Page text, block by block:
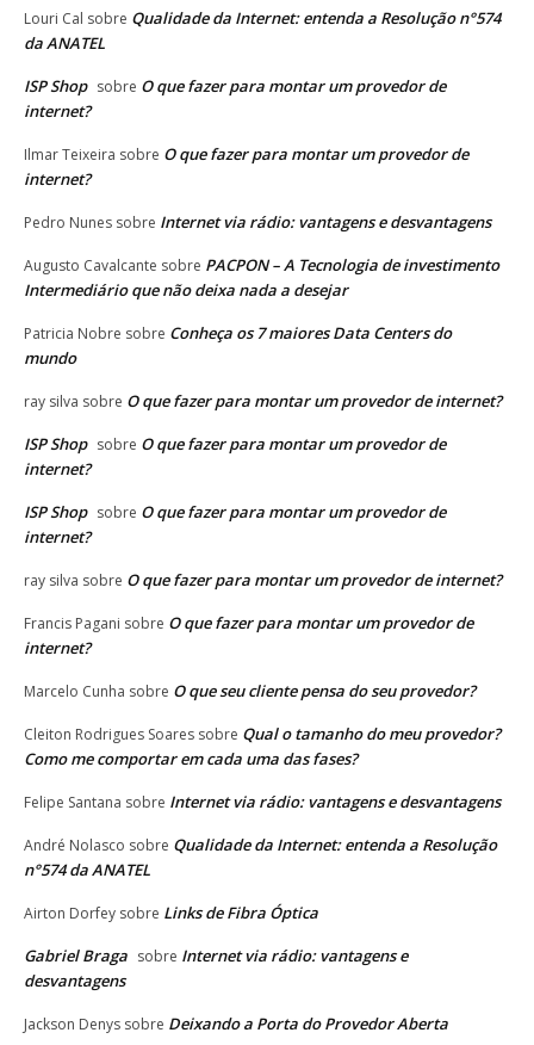
Louri Cal sobre Qualidade da Internet: entenda a Resolução n°574
da ANATEL
ISP Shop sobre O que fazer para montar um provedor de
internet?
Ilmar Teixeira sobre O que fazer para montar um provedor de
internet?
Pedro Nunes sobre Internet via rádio: vantagens e desvantagens
Augusto Cavalcante sobre PACPON – A Tecnologia de investimento
Intermediário que não deixa nada a desejar
Patricia Nobre sobre Conheça os 7 maiores Data Centers do
mundo
ray silva sobre O que fazer para montar um provedor de internet?
ISP Shop sobre O que fazer para montar um provedor de
internet?
ISP Shop sobre O que fazer para montar um provedor de
internet?
ray silva sobre O que fazer para montar um provedor de internet?
Francis Pagani sobre O que fazer para montar um provedor de
internet?
Marcelo Cunha sobre O que seu cliente pensa do seu provedor?
Cleiton Rodrigues Soares sobre Qual o tamanho do meu provedor?
Como me comportar em cada uma das fases?
Felipe Santana sobre Internet via rádio: vantagens e desvantagens
André Nolasco sobre Qualidade da Internet: entenda a Resolução
n°574 da ANATEL
Airton Dorfey sobre Links de Fibra Óptica
Gabriel Braga sobre Internet via rádio: vantagens e
desvantagens
Jackson Denys sobre Deixando a Porta do Provedor Aberta